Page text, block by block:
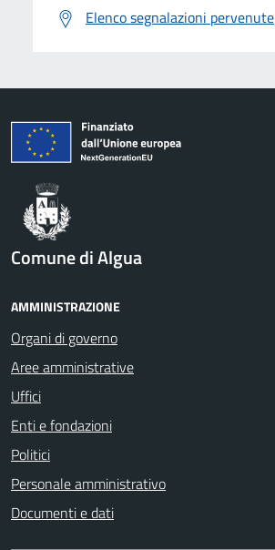
Elenco segnalazioni pervenute
Comune di Algua
AMMINISTRAZIONE
Organi di governo
Aree amministrative
Uffici
Enti e fondazioni
Politici
Personale amministrativo
Documenti e dati